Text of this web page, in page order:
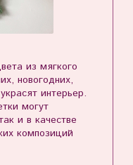
из мягкого
новогодних,
интерьер.
могут
и в качестве
композиций